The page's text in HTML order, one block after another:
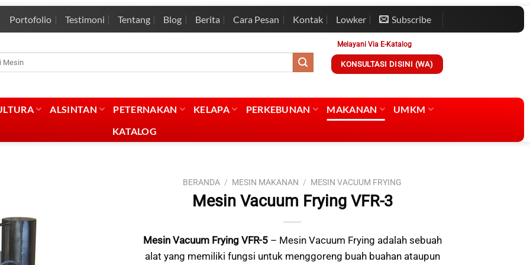
Portofolio Testimoni Tentang Blog Berita Cara Pesan Kontak Lowker Subscribe
Melayani Via E-Katalog
KONSULTASI DISINI (WA)
ALSINTAN PETERNAKAN KELAPA PERKEBUNAN MAKANAN
UMKM
KATALOG
BERANDA / MESIN MAKANAN / MESIN VACUUM FRYING
Mesin Vacuum Frying VFR-3
Mesin Vacuum Frying VFR-5– Mesin Vacuum Frying adalah sebuah
alat yang memiliki fungsi untuk menggoreng buah buahan ataupun